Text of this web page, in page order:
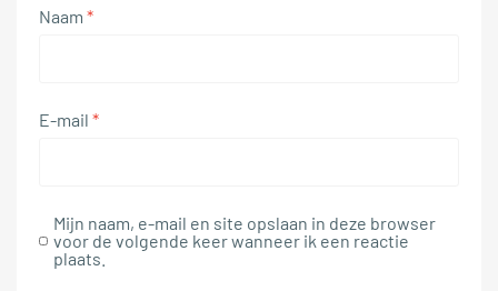
Naam *
E-mail *
Mijn naam, e-mail en site opslaan in deze browser
voor de volgende keer wanneer ik een reactie
plaats.